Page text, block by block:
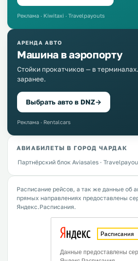
Реклама · Kiwitaxi · Travelpayouts
АРЕНДА АВТО
Машина в аэропорту
Стойки прокатчиков — в
заранее.
Выбрать авто в DNZ→
Реклама · Rentalcars
АВИАБИЛЕТЫ В ГОРОД ЧАРДАК
Партнёрский блок Aviasales ·
Расписание рейсов, а так же данные об
прямых направлениях предоставлены
Яндекс.Расписания.